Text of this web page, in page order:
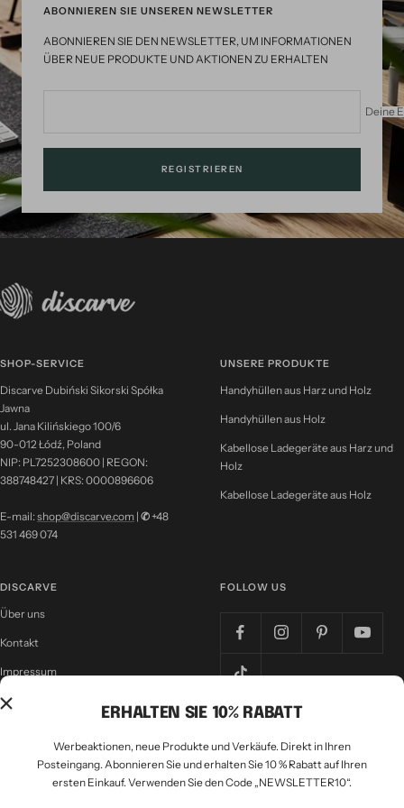
ERHALTEN SIE 10% RABATT
Werbeaktionen, neue Produkte und Verkäufe. Direkt in Ihren
Posteingang. Abonnieren Sie und erhalten Sie 10 % Rabatt auf Ihren
ersten Einkauf. Verwenden Sie den Code „NEWSLETTER10“.
ABONNIEREN SIE UNSEREN NEWSLETTER
ABONNIEREN SIE DEN NEWSLETTER, UM INFORMATIONEN
ÜBER NEUE PRODUKTE UND AKTIONEN ZU ERHALTEN
Deine
REGISTRIEREN
SHOP-SERVICE
Discarve Dubiński Sikorski Spółka
Jawna
ul. Jana Kilińskiego 100/6
90-012 Łódź, Poland
NIP: PL7252308600 | REGON:
388748427 | KRS: 0000896606
E-mail: shop@discarve.com | ✆+48
531 469 074
UNSERE PRODUKTE
Handyhüllen aus Harz und Holz
Handyhüllen aus Holz
Kabellose Ladegeräte aus Harz und
Holz
Kabellose Ladegeräte aus Holz
DISCARVE
Über uns
Kontakt
Impressum
Nutzungsbedingungen
Rückerstattungsrichtlinie
FOLLOW US